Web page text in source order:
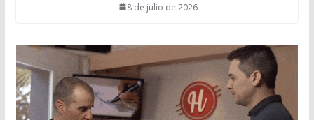
8 de julio de 2026